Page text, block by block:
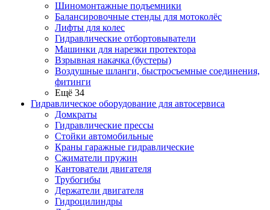
Шиномонтажные подъемники
Балансировочные стенды для мотоколёс
Лифты для колес
Гидравлические отбортовыватели
Машинки для нарезки протектора
Взрывная накачка (бустеры)
Воздушные шланги, быстросъемные соединения,
фитинги
Ещё 34
Гидравлическое оборудование для автосервиса
Домкраты
Гидравлические прессы
Стойки автомобильные
Краны гаражные гидравлические
Сжиматели пружин
Кантователи двигателя
Трубогибы
Держатели двигателя
Гидроцилиндры